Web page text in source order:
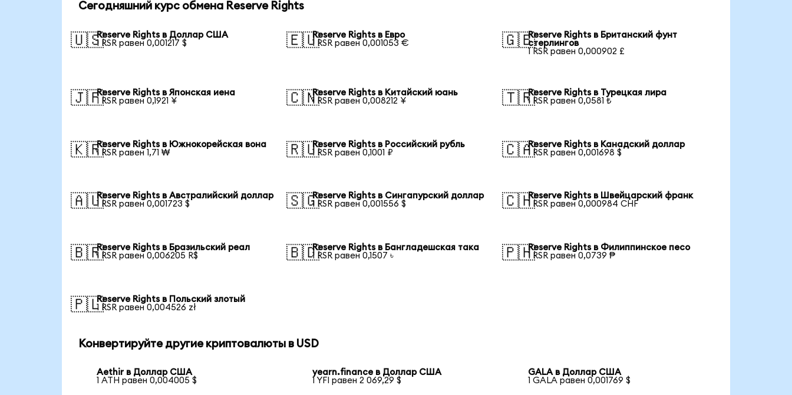
Сегодняшний курс обмена Reserve Rights
🇺🇸Reserve Rights в Доллар США
1 RSR равен 0,001217 $
🇪🇺Reserve Rights в Евро
1 RSR равен 0,001053 €
🇬🇧Reserve Rights в Британский фунт
стерлингов
1 RSR равен 0,000902 £
🇯🇵Reserve Rights в Японская иена
1 RSR равен 0,1921 ¥
🇨🇳Reserve Rights в Китайский юань
1 RSR равен 0,008212 ¥
🇹🇷Reserve Rights в Турецкая лира
1 RSR равен 0,0581 ₺
🇰🇷Reserve Rights в Южнокорейская вона
1 RSR равен 1,71 ₩
🇷🇺Reserve Rights в Российский рубль
1 RSR равен 0,1001 ₽
🇨🇦Reserve Rights в Канадский доллар
1 RSR равен 0,001698 $
🇦🇺Reserve Rights в Австралийский доллар
1 RSR равен 0,001723 $
🇸🇬Reserve Rights в Сингапурский доллар
1 RSR равен 0,001556 $
🇨🇭Reserve Rights в Швейцарский франк
1 RSR равен 0,000984 CHF
🇧🇷Reserve Rights в Бразильский реал
1 RSR равен 0,006205 R$
🇧🇩Reserve Rights в Бангладешская така
1 RSR равен 0,1507 ৳
🇵🇭Reserve Rights в Филиппинское песо
1 RSR равен 0,0739 ₱
🇵🇱Reserve Rights в Польский злотый
1 RSR равен 0,004526 zł
Конвертируйте другие криптовалюты в USD
Aethir в Доллар США
1 ATH равен 0,004005 $
yearn.finance в Доллар США
1 YFI равен 2 069,29 $
GALA в Доллар США
1 GALA равен 0,001769 $